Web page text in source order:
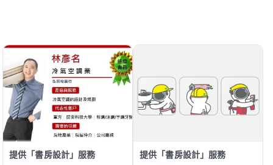
提供「書房設計」服務 提供「書房設計」服務